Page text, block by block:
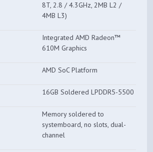
8T, 2.8 / 4.3GHz, 2MB L2 /
4MB L3)
Integrated AMD Radeon™
610M Graphics
AMD SoC Platform
16GB Soldered LPDDR5-5500
Memory soldered to
systemboard, no slots, dual-
channel